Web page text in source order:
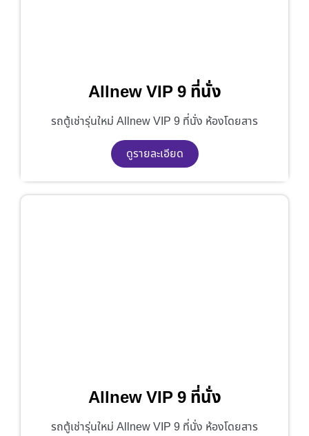
Allnew VIP 9 ที่นั่ง
รถตู้เช่ารุ่นใหม่ Allnew VIP 9 ที่นั่ง ห้องโดยสาร
ดูรายละเอียด
Allnew VIP 9 ที่นั่ง
รถตู้เช่ารุ่นใหม่ Allnew VIP 9 ที่นั่ง ห้องโดยสาร